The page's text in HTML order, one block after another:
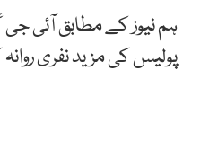
ہم نیوز کے مطابق آئی
پولیس کی مزید نفری